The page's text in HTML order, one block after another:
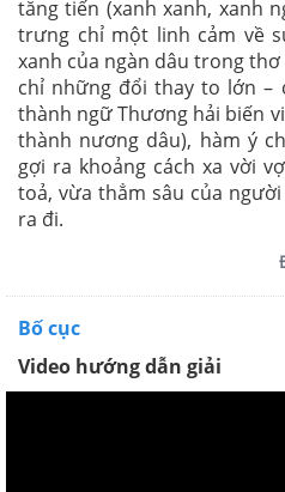
tăng tiến (xanh xanh, xanh
trưng chỉ một linh cảm về
xanh của ngàn dâu trong
chỉ những đổi thay to lớn –
thành ngữ Thương hải biến
thành nương dâu), hàm ý
gợi ra khoảng cách xa vời
toả, vừa thẳm sâu của
ra đi.
Bố cục
Video hướng dẫn giải